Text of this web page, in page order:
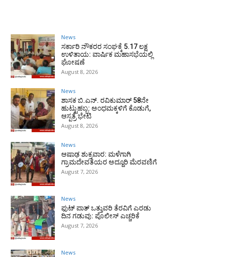
News
ಸರ್ಕಾರಿ ನೌಕರರ ಸಂಘಕ್ಕೆ ₹5.17 ಲಕ್ಷ
ಉಳಿತಾಯ: ವಾರ್ಷಿಕ ಮಹಾಸಭೆಯಲ್ಲಿ
ಘೋಷಣೆ
August 8, 2026
News
ಶಾಸಕ ಬಿ.ಎನ್. ರವಿಕುಮಾರ್ 58ನೇ
ಹುಟ್ಟುಹಬ್ಬ: ಅಂಧಮಕ್ಕಳಿಗೆ ಕೊಡುಗೆ,
ಆಸ್ಪತ್ರೆ ಭೇಟಿ
August 8, 2026
News
ಆಷಾಢ ಶುಕ್ರವಾರ: ಮಳೆಗಾಗಿ
ಗ್ರಾಮದೇವತೆಯರ ಅದ್ದೂರಿ ಮೆರವಣಿಗೆ
August 7, 2026
News
ಫುಟ್‌ ಪಾತ್ ಒತ್ತುವರಿ ತೆರವಿಗೆ ಎರಡು
ದಿನ ಗಡುವು: ಪೊಲೀಸ್ ಎಚ್ಚರಿಕೆ
August 7, 2026
News